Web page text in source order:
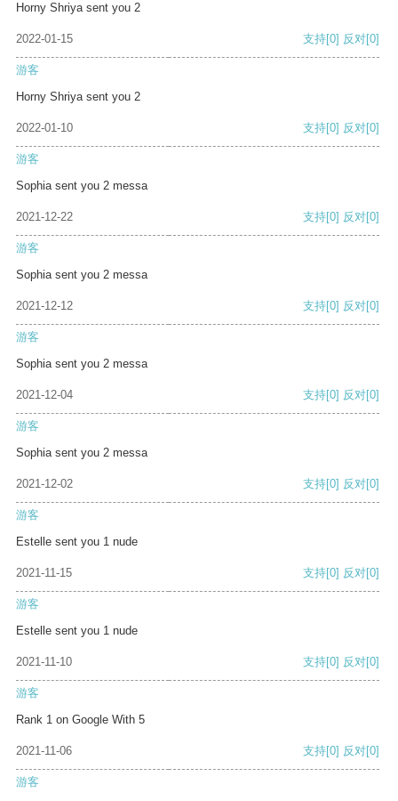
Horny Shriya sent you 2
2022-01-15 支持[0] 反对[0]
游客
Horny Shriya sent you 2
2022-01-10 支持[0] 反对[0]
游客
Sophia sent you 2 messa
2021-12-22 支持[0] 反对[0]
游客
Sophia sent you 2 messa
2021-12-12 支持[0] 反对[0]
游客
Sophia sent you 2 messa
2021-12-04 支持[0] 反对[0]
游客
Sophia sent you 2 messa
2021-12-02 支持[0] 反对[0]
游客
Estelle sent you 1 nude
2021-11-15 支持[0] 反对[0]
游客
Estelle sent you 1 nude
2021-11-10 支持[0] 反对[0]
游客
Rank 1 on Google With 5
2021-11-06 支持[0] 反对[0]
游客